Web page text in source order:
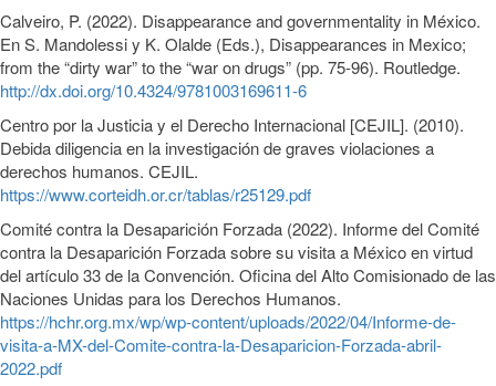
Calveiro, P. (2022). Disappearance and governmentality in México.
En S. Mandolessi y K. Olalde (Eds.), Disappearances in Mexico;
from the “dirty war” to the “war on drugs” (pp. 75-96). Routledge.
http://dx.doi.org/10.4324/9781003169611-6
Centro por la Justicia y el Derecho Internacional [CEJIL]. (2010).
Debida diligencia en la investigación de graves violaciones a
derechos humanos. CEJIL.
https://www.corteidh.or.cr/tablas/r25129.pdf
Comité contra la Desaparición Forzada (2022). Informe del Comité
contra la Desaparición Forzada sobre su visita a México en virtud
del artículo 33 de la Convención. Oficina del Alto Comisionado de las
Naciones Unidas para los Derechos Humanos.
https://hchr.org.mx/wp/wp-content/uploads/2022/04/Informe-de-
visita-a-MX-del-Comite-contra-la-Desaparicion-Forzada-abril-
2022.pdf